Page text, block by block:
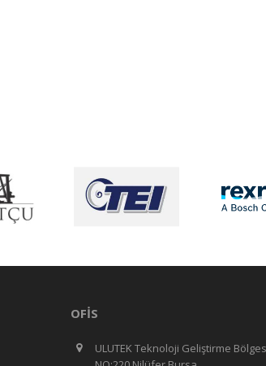
OFIS
ULUTEK Teknoloji Geliştirme